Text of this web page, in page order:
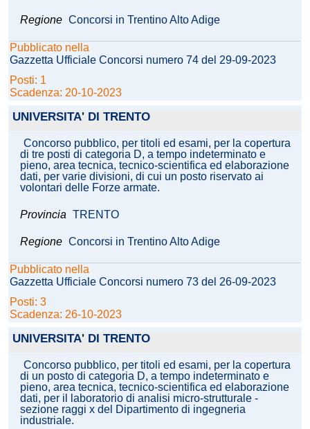
Regione Concorsi in Trentino Alto Adige
Pubblicato nella
Gazzetta Ufficiale Concorsi numero 74 del 29-09-2023
Posti: 1
Scadenza: 20-10-2023
UNIVERSITA' DI TRENTO
Concorso pubblico, per titoli ed esami, per la copertura
di tre posti di categoria D, a tempo indeterminato e
pieno, area tecnica, tecnico-scientifica ed elaborazione
dati, per varie divisioni, di cui un posto riservato ai
volontari delle Forze armate.
Provincia TRENTO
Regione Concorsi in Trentino Alto Adige
Pubblicato nella
Gazzetta Ufficiale Concorsi numero 73 del 26-09-2023
Posti: 3
Scadenza: 26-10-2023
UNIVERSITA' DI TRENTO
Concorso pubblico, per titoli ed esami, per la copertura
di un posto di categoria D, a tempo indeterminato e
pieno, area tecnica, tecnico-scientifica ed elaborazione
dati, per il laboratorio di analisi micro-strutturale -
sezione raggi x del Dipartimento di ingegneria
industriale.